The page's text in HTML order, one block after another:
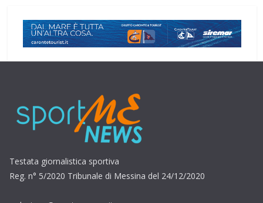
Testata giornalistica sportiva
Reg. n° 5/2020 Tribunale di Messina del 24/12/2020